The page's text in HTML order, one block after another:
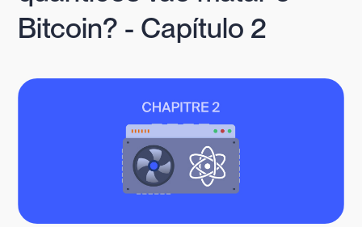
Bitcoin? - Capítulo 2